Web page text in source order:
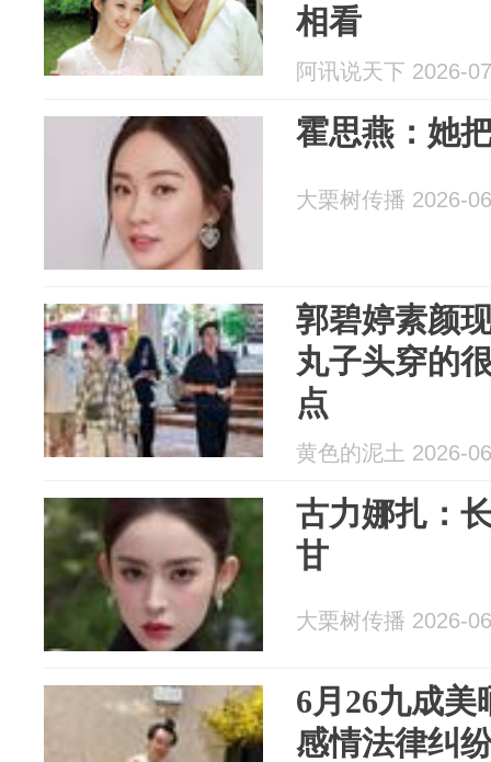
相看
阿讯说天下 2026-
霍思燕：她
大栗树传播 2026-
郭碧婷素颜
丸子头穿的
点
黄色的泥土 2026-
古力娜扎：
甘
大栗树传播 2026-
6月26九成
感情法律纠